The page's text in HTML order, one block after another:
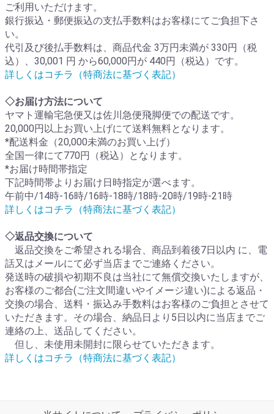
ご利用いただけます。
銀行振込・郵便振込の支払手数料はお客様にてご負担下さ
い。
代引及び後払手数料は、商品代金 3万円未満が 330円（税
込）、30,001 円 から60,000円が 440円（税込）です。
詳しくはコチラ（特商法に基づく表記）
◇お届け方法について
ヤマト運輸宅急便又は佐川急便飛脚便での配送です。
20,000円以上お買い上げにて送料無料となります。
*配送料金（20,000未満のお買い上げ）
全国一律にて770円（税込）となります。
*お届け時間帯指定
下記時間帯よりお届け日時指定が選べます。
午前中/14時-16時/16時-18時/18時-20時/19時-21時
詳しくはコチラ（特商法に基づく表記）
◇返品交換について
返品交換をご希望される場合、商品到着後7日以内 に、電
話又はメールにて必ず当店までご連絡ください。
発送時の破損や初期不良は当社にて無償交換いたしますが、
お客様のご都合(ご注文間違いやイメージ違い)による返品・
交換の場合、送料・振込み手数料はお客様のご負担とさせて
いただきます。その場合、納品日より5日以内に当店までご
連絡の上、送品してください。
但し、未使用未開封に限らせていただきます。
詳しくはコチラ（特商法に基づく表記）